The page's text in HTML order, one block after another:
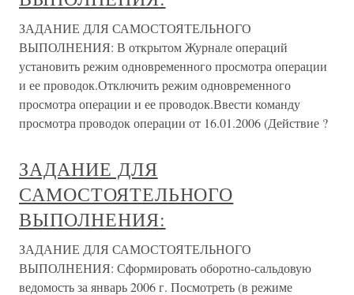
ЗАДАНИЕ ДЛЯ САМОСТОЯТЕЛЬНОГО
ВЫПОЛНЕНИЯ: В открытом Журнале операций
установить режим одновременного просмотра операции
и ее проводок.Отключить режим одновременного
просмотра операции и ее проводок.Ввести команду
просмотра проводок операции от 16.01.2006 (Действие ?
ЗАДАНИЕ ДЛЯ
САМОСТОЯТЕЛЬНОГО
ВЫПОЛНЕНИЯ:
ЗАДАНИЕ ДЛЯ САМОСТОЯТЕЛЬНОГО
ВЫПОЛНЕНИЯ: Сформировать оборотно-сальдовую
ведомость за январь 2006 г. Посмотреть (в режиме